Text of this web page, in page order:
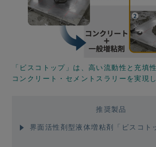
「ビスコトップ」は、高い流動性と充填
コンクリート・セメントスラリーを実現し
推奨製品
界面活性剤型液体増粘剤「ビスコト